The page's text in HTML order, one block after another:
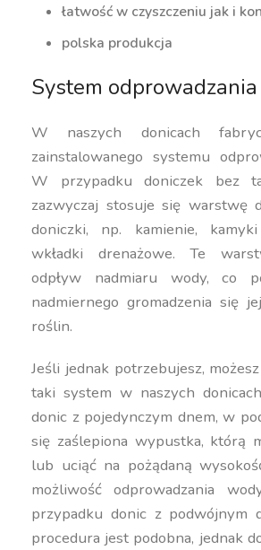
łatwość w czyszczeniu jak i
polska produkcja
System
W naszych donicach
zainstalowanego systemu
W przypadku doniczek bez
zazwyczaj stosuje się warstwę
doniczki, np. kamienie,
wkładki drenażowe. Te
odpływ nadmiaru wody, co
nadmiernego gromadzenia się
roślin.
Jeśli jednak potrzebujesz,
taki system w naszych
donic z pojedynczym dnem, w
się zaślepiona wypustka, którą
lub uciąć na pożądaną
możliwość odprowadzania
przypadku donic z podwójnym
procedura jest podobna, jednak